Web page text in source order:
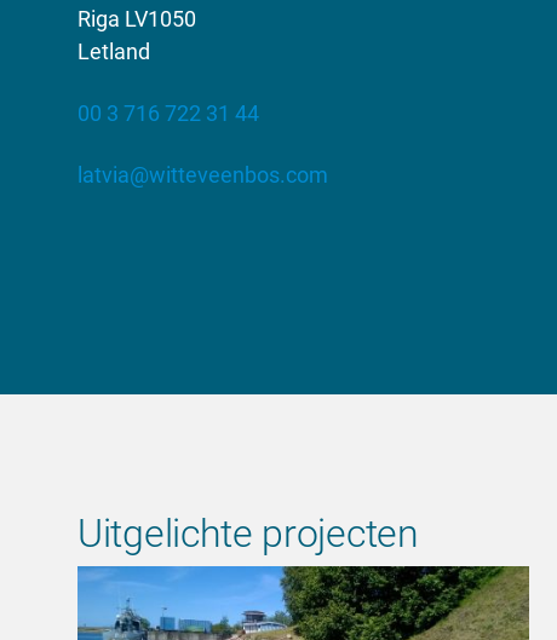
Riga LV1050
Letland
00 3 716 722 31 44
latvia@witteveenbos.com
Uitgelichte projecten